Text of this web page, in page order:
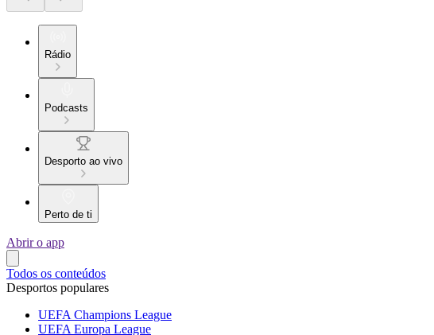
Rádio
Podcasts
Desporto ao vivo
Perto de ti
Abrir o app
Todos os conteúdos
Desportos populares
UEFA Champions League
UEFA Europa League